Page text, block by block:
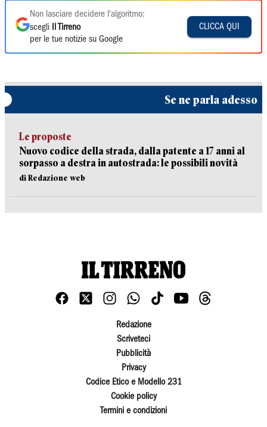
Non lasciare decidere l'algoritmo:
scegli
Il Tirreno
per le tue notizie su Google
CLICCA QUI
Se ne parla adesso
Le proposte
Nuovo codice della strada, dalla patente a 17 anni al
sorpasso a destra in autostrada: le possibili novità
di Redazione web
Redazione
Scriveteci
Pubblicità
Privacy
Codice Etico e Modello 231
Cookie policy
Termini e condizioni